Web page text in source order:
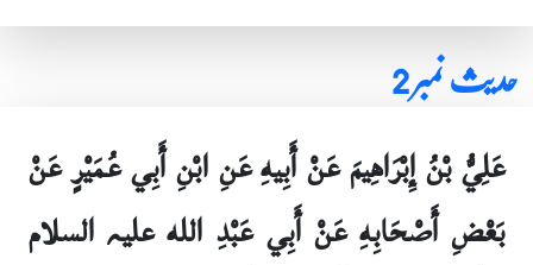
حدیث نمبر 2
عَلِيُّ بْنُ إِبْرَاهِيمَ عَنْ أَبِيهِ عَنِ ابْنِ أَبِي عُمَيْرٍ عَنْ
بَعْضِ أَصْحَابِهِ عَنْ أَبِي عَبْدِ الله علیہ السلام